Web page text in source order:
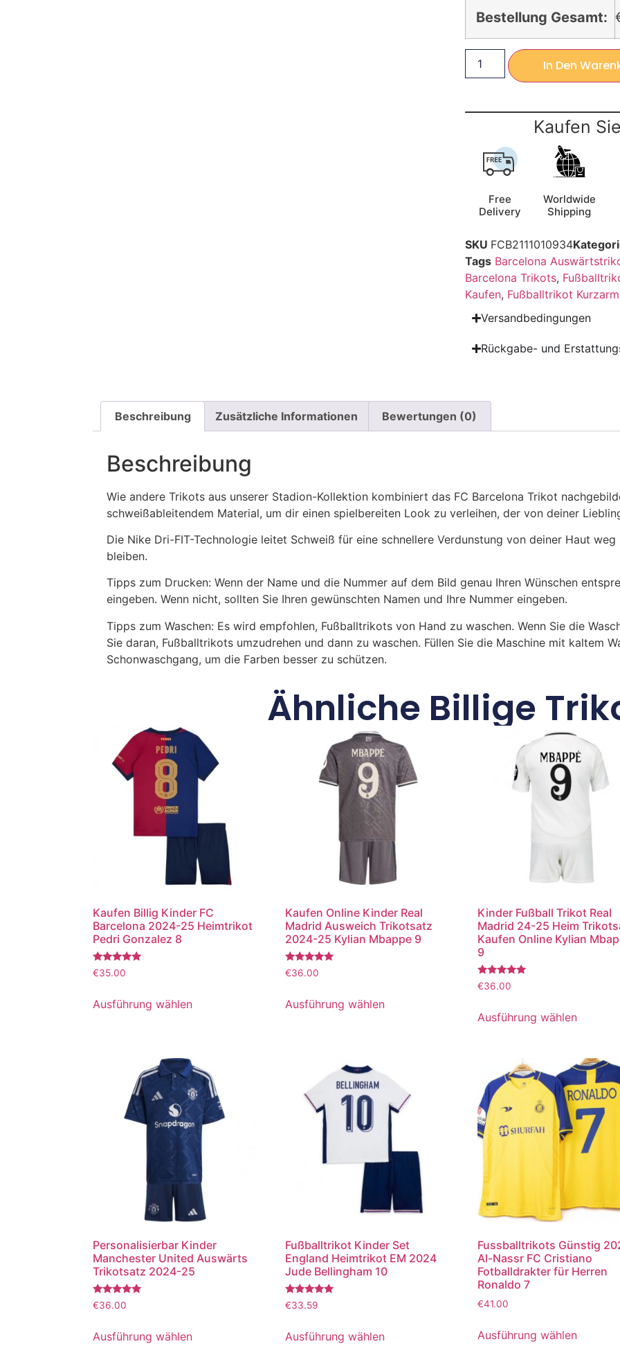
Bestellung Gesamt:
In Den
Kaufen
Free
Delivery
Worldwide
Shipping
SKU FCB2111010934
Tags Barcelona
Barcelona Trikots,
Kaufen, Fußballtrikot Kurzarm
Versandbedingungen
Rückgabe- und
Beschreibung Zusätzliche Informationen Bewertungen (0)
Beschreibung
Wie andere Trikots aus unserer Stadion-Kollektion kombiniert das FC Barcelona Trikot
schweißableitendem Material, um dir einen spielbereiten Look zu verleihen, der von deiner
Die Nike Dri-FIT-Technologie leitet Schweiß für eine schnellere Verdunstung von deiner Haut
bleiben.
Tipps zum Drucken: Wenn der Name und die Nummer auf dem Bild genau Ihren Wünschen
eingeben. Wenn nicht, sollten Sie Ihren gewünschten Namen und Ihre Nummer eingeben.
Tipps zum Waschen: Es wird empfohlen, Fußballtrikots von Hand zu waschen. Wenn Sie die
Sie daran, Fußballtrikots umzudrehen und dann zu waschen. Füllen Sie die Maschine mit kaltem
Schonwaschgang, um die Farben besser zu schützen.
Ähnliche Billige
Kaufen Billig Kinder FC
Barcelona 2024-25 Heimtrikot
Pedri Gonzalez 8
Bewertet
mit
€35.00
Ausführung wählen
Kaufen Online Kinder Real
Madrid Ausweich Trikotsatz
2024-25 Kylian Mbappe 9
Bewertet
mit
€36.00
Ausführung wählen
Kinder Fußball Trikot Real
Madrid 24-25 Heim
Kaufen Online Kylian
9
Bewertet
mit
€36.00
Ausführung wählen
Personalisierbar Kinder
Manchester United Auswärts
Trikotsatz 2024-25
Bewertet
mit
von 5
€36.00
Ausführung wählen
Fußballtrikot Kinder Set
England Heimtrikot EM 2024
Jude Bellingham 10
Bewertet
mit
von 5
€33.59
Ausführung wählen
Fussballtrikots Günstig
Al-Nassr FC Cristiano
Fotballdrakter für Herren
Ronaldo 7
€41.00
Ausführung wählen